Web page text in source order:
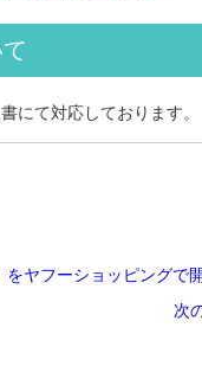
にて対応しております。
ヤフーショッピングで
次